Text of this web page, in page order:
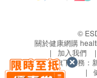
品。本產品只供
©
關於健康網購
加入我們
生活易旗下業務：